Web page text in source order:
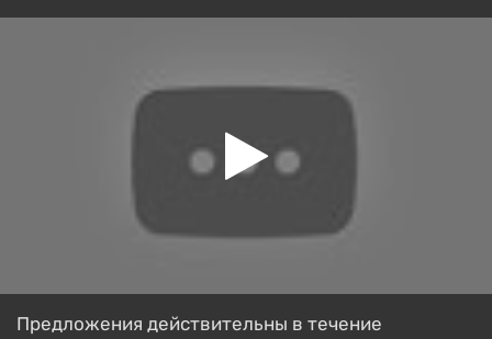
Предложения действительны в течение